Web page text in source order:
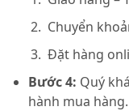
Chuyển
Đặt hàng
Bước 4: Quý
hành mua hàng.